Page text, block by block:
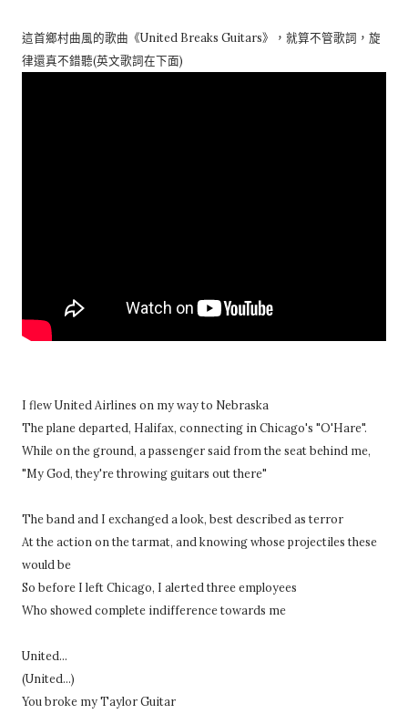
這首鄉村曲風的歌曲《United Breaks Guitars》，就算不管歌詞，旋
律還真不錯聽(英文歌詞在下面)
I flew United Airlines on my way to Nebraska
The plane departed, Halifax, connecting in Chicago's "O'Hare".
While on the ground, a passenger said from the seat behind me,
"My God, they're throwing guitars out there"
The band and I exchanged a look, best described as terror
At the action on the tarmat, and knowing whose projectiles these
would be
So before I left Chicago, I alerted three employees
Who showed complete indifference towards me
United...
(United...)
You broke my Taylor Guitar